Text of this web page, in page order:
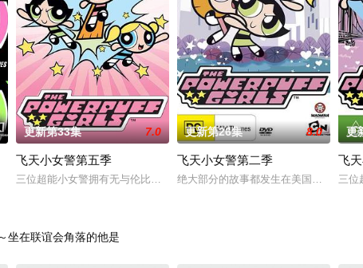
级力量，她们在睡前打击犯罪，用自己的“女孩力量”守护家园和身边的小镇居
更新第33集 7.0
飞天小女警第五季
三位超能小女警拥有无与伦比的超级力量，她们在睡前打击犯罪，用自己的
更新第26集 8.0
飞天小女警第二季
绝大部分的故事都发生在美国一个名为
更
飞
三位
坐在联谊会角落的他是